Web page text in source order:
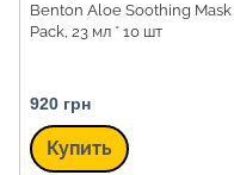
Benton Aloe Soothing Mask
Pack, 23 мл * 10 шт
920 грн
Купить